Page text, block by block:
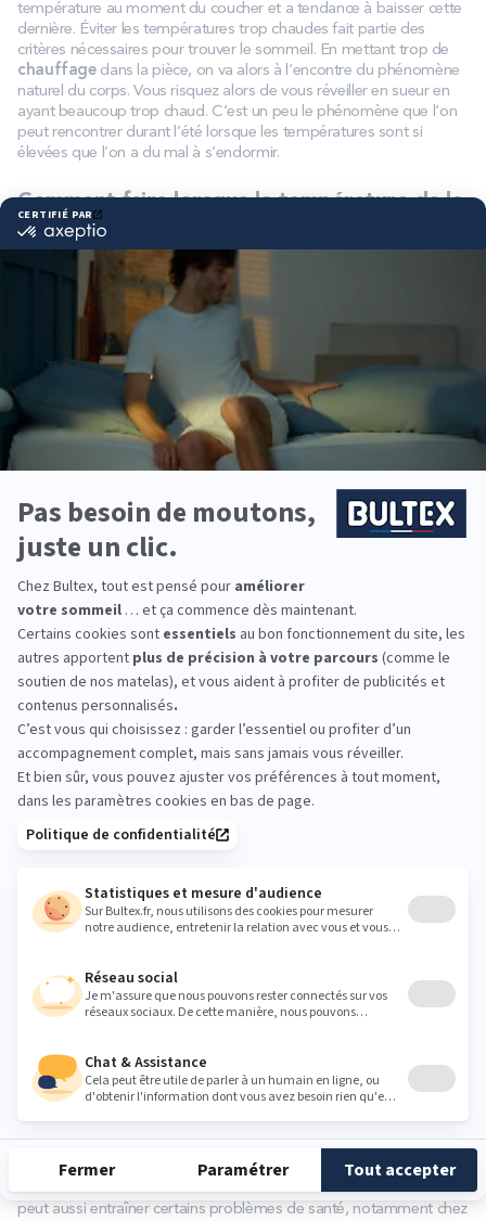
température au moment du coucher et a tendance à baisser cette
dernière. Éviter les températures trop chaudes fait partie des
critères nécessaires pour trouver le sommeil. En mettant trop de
chauffagedans la pièce, on va alors à l’encontre du phénomène
naturel du corps. Vous risquez alors de vous réveiller en sueur en
ayant beaucoup trop chaud. C’est un peu le phénomène que l’on
peut rencontrer durant l’été lorsque les températures sont si
élevées que l’on a du mal à s’endormir.
Comment faire lorsque la température de la
chambre en été s’envole ?
Il faut bien l’admettre, il est plus facile d’atteindre la température
idéale pour dormir en se couvrant que lorsque la pièce est trop
chaude. En effet, les périodes de canicule en été peuvent
véritablement impacter le
confortet affecter lesommeil,
pendant plusieurs nuits d’affilée. Dès lors, il est essentiel de mettre
en œuvre différences et astuces dans la
chambre à coucher
de faire baisser la température telles que :
Utiliser un climatiseur : attention cependant, il n’est pas
recommandé d’utiliser la climatisation dans une chambre avec
un bébé.
Utiliser un ventilateur : certaines astuces consistent à placer une
bouteille d’eau glacée à proximité pour refroidir d’autant plus
Favoriser l’utilisation d’un linge de lit adapté : en évitant les
ont tendance à faire transpirer (on peut favoriser le coton ou
encore le lin par exemple).
Bien aérer la pièce la nuit et au petit matin et fermer fenêtres et
volets le reste de la journée
Éviter de rester dans la pièce durant la journée ou d’y utiliser des
appareils type télévision, ordinateur, car cela aura tendance à
réchauffer les lieux.
Prendre une douche tiède, voire froide, avant le coucher afin
d’aider le corps à faire baisser la température.
Vous pouvez découvrir plus de conseils en découvrant notre article
d’été».
Qu’en est-il du taux d’humidité ?
On parle souvent de la température idéale pour dormir, mais le
taux d’humidité d’une pièce, on parle d’hygrométrie. Vous pouvez
découvrir quel est le taux d’humidité de votre chambre en optant
sommeil.
Généralement, il est recommandé de bénéficier d’un taux
d’humidité entre 40% et 60% pour une chambre d’adulte et entre
On considère qu’un taux d’humidité trop élevé peut entraîner la
présence de moisissures qui peut générer différents symptômes
respiratoires et allergiques. Cependant, si l’air est trop sec, cela
peut aussi entraîner certains problèmes de santé, notamment chez